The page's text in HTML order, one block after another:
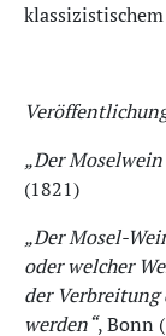
„Der
(1821)
„Der Mosel-
oder welcher
der Verbreitung
werden“, Bonn